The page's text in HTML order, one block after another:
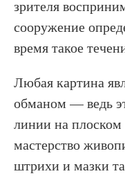
зрителя
сооружение
время такое
Любая картина
обманом — ведь
линии на
мастерство
штрихи и мазки